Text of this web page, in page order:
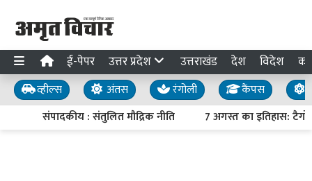
ई-पेपर उत्तर प्रदेश उत्तराखंड देश विदेश
व्हील्स अंतस रंगोली कैंपस
संपादकीय : संतुलित मौद्रिक नीति
7 अगस्त का इतिहास: